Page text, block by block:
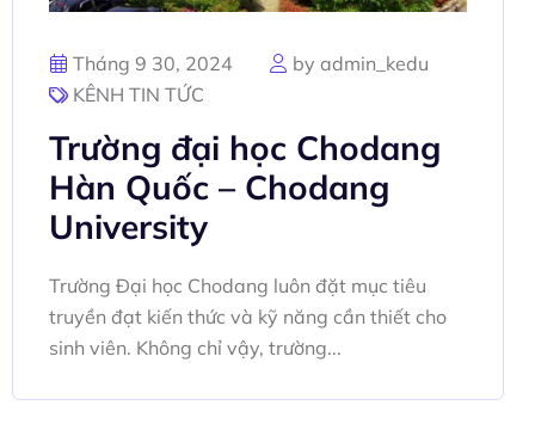
Tháng 9 30, 2024
by admin_kedu
KÊNH TIN TỨC
Trường đại học Chodang
Hàn Quốc – Chodang
University
Trường Đại học Chodang luôn đặt mục tiêu
truyền đạt kiến thức và kỹ năng cần thiết cho
sinh viên. Không chỉ vậy, trường...